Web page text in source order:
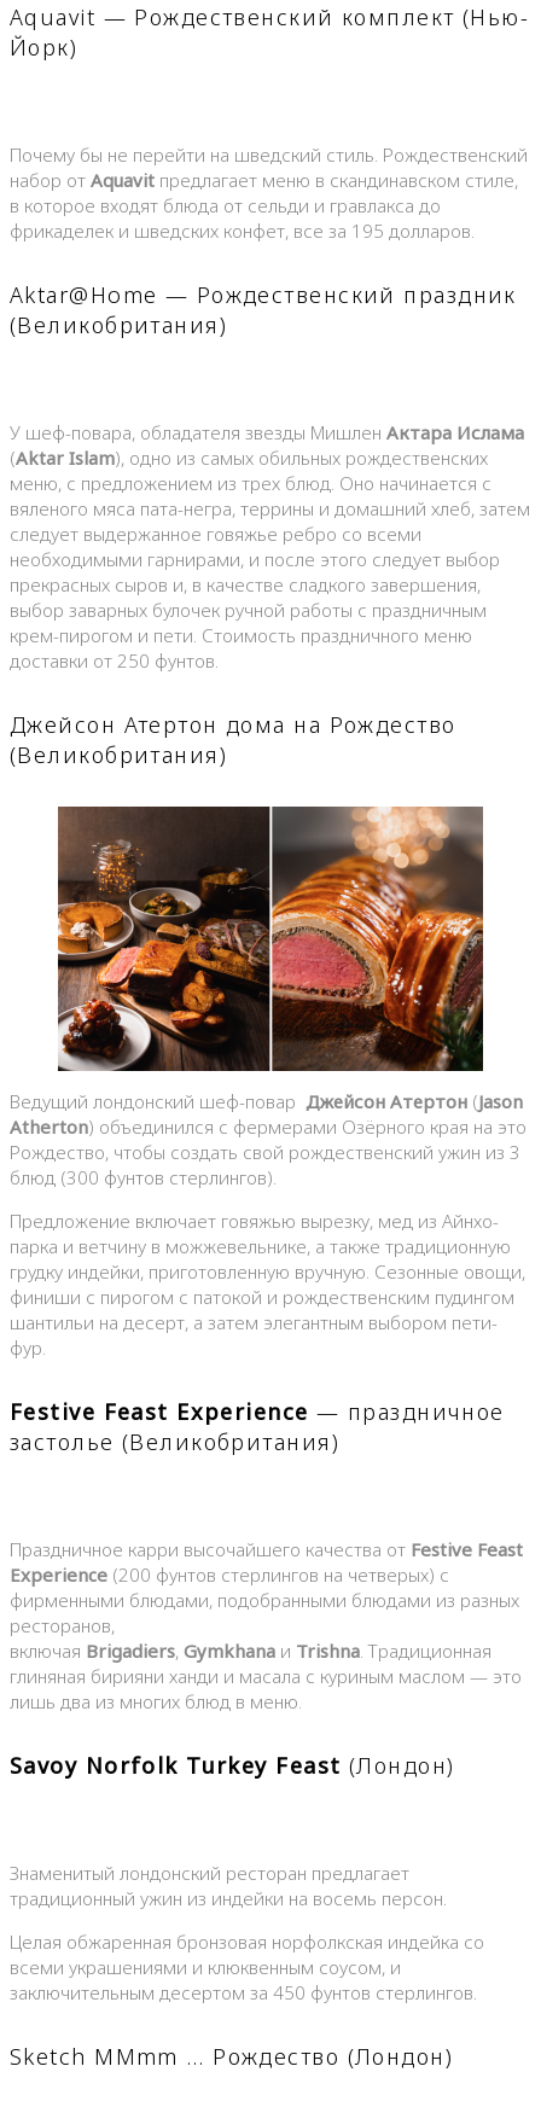
Aquavit — Рождественский комплект (Нью-
Йорк)
Почему бы не перейти на шведский стиль. Рождественский
набор от Aquavit предлагает меню в скандинавском стиле,
в которое входят блюда от сельди и гравлакса до
фрикаделек и шведских конфет, все за 195 долларов.
Aktar@Home — Рождественский праздник
(Великобритания)
У шеф-повара, обладателя звезды Мишлен Актара Ислама
(Aktar Islam), одно из самых обильных рождественских
меню, с предложением из трех блюд. Оно начинается с
вяленого мяса пата-негра, террины и домашний хлеб, затем
следует выдержанное говяжье ребро со всеми
необходимыми гарнирами, и после этого следует выбор
прекрасных сыров и, в качестве сладкого завершения,
выбор заварных булочек ручной работы с праздничным
крем-пирогом и пети. Стоимость праздничного меню
доставки от 250 фунтов.
Джейсон Атертон дома на Рождество
(Великобритания)
Ведущий лондонский шеф-повар Джейсон Атертон (Jason
Atherton) объединился с фермерами Озёрного края на это
Рождество, чтобы создать свой рождественский ужин из 3
блюд (300 фунтов стерлингов).
Предложение включает говяжью вырезку, мед из Айнхо-
парка и ветчину в можжевельнике, а также традиционную
грудку индейки, приготовленную вручную. Сезонные овощи,
финиши с пирогом с патокой и рождественским пудингом
шантильи на десерт, а затем элегантным выбором пети-
фур.
Festive Feast Experience — праздничное
застолье (Великобритания)
Праздничное карри высочайшего качества от Festive Feast
Experience (200 фунтов стерлингов на четверых) с
фирменными блюдами, подобранными блюдами из разных
ресторанов,
включая Brigadiers, Gymkhana и Trishna. Традиционная
глиняная бирияни ханди и масала с куриным маслом — это
лишь два из многих блюд в меню.
Savoy Norfolk Turkey Feast (Лондон)
Знаменитый лондонский ресторан предлагает
традиционный ужин из индейки на восемь персон.
Целая обжаренная бронзовая норфолкская индейка со
всеми украшениями и клюквенным соусом, и
заключительным десертом за 450 фунтов стерлингов.
Sketch MMmm … Рождество (Лондон)